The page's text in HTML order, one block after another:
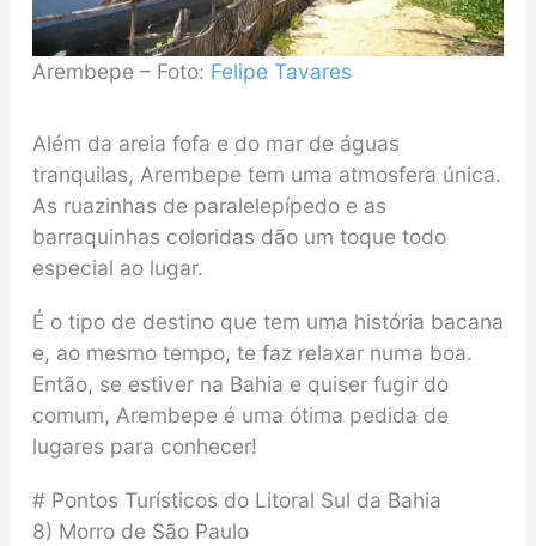
Arembepe – Foto: Felipe Tavares
Além da areia fofa e do mar de águas
tranquilas, Arembepe tem uma atmosfera única.
As ruazinhas de paralelepípedo e as
barraquinhas coloridas dão um toque todo
especial ao lugar.
É o tipo de destino que tem uma história bacana
e, ao mesmo tempo, te faz relaxar numa boa.
Então, se estiver na Bahia e quiser fugir do
comum, Arembepe é uma ótima pedida de
lugares para conhecer!
# Pontos Turísticos do Litoral Sul da Bahia
8) Morro de São Paulo